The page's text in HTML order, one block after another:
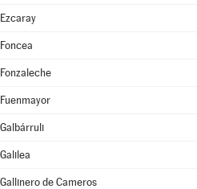
Ezcaray
Foncea
Fonzaleche
Fuenmayor
Galbárruli
Galilea
Gallinero de Cameros